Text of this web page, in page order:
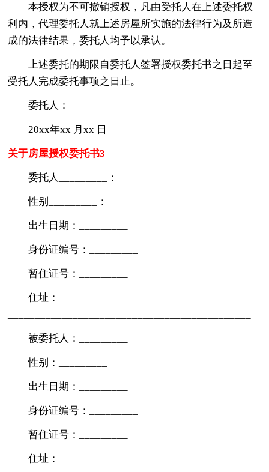
本授权为不可撤销授权，凡由受托人在上述委托权
利内，代理委托人就上述房屋所实施的法律行为及所造
成的法律结果，委托人均予以承认。
上述委托的期限自委托人签署授权委托书之日起至
受托人完成委托事项之日止。
委托人：
20xx年xx 月xx 日
关于房屋授权委托书3
委托人_________：
性别_________：
出生日期：_________
身份证编号：_________
暂住证号：_________
住址：
被委托人：_________
性别：_________
出生日期：_________
身份证编号：_________
暂住证号：_________
住址：